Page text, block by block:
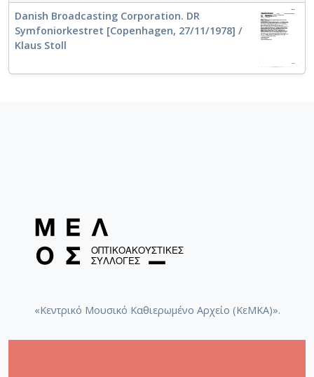
Danish Broadcasting Corporation. DR
Symfoniorkestret [Copenhagen, 27/11/1978] /
Klaus Stoll
«Κεντρικό Μουσικό Καθιερωμένο Αρχείο (ΚεΜΚΑ)».